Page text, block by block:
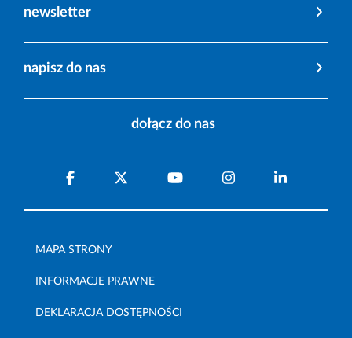
newsletter
napisz do nas
dołącz do nas
MAPA STRONY
INFORMACJE PRAWNE
DEKLARACJA DOSTĘPNOŚCI